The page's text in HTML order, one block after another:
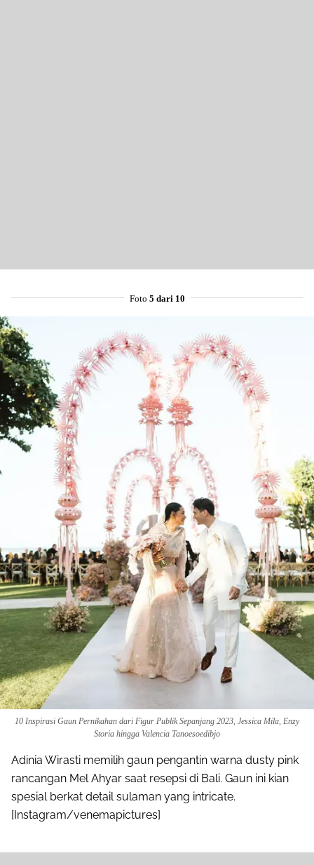
Foto 5 dari 10
10 Inspirasi Gaun Pernikahan dari Figur Publik Sepanjang 2023, Jessica Mila, Enzy
Storia hingga Valencia Tanoesoedibjo
Adinia Wirasti memilih gaun pengantin warna dusty pink
rancangan Mel Ahyar saat resepsi di Bali. Gaun ini kian
spesial berkat detail sulaman yang intricate.
[Instagram/venemapictures]